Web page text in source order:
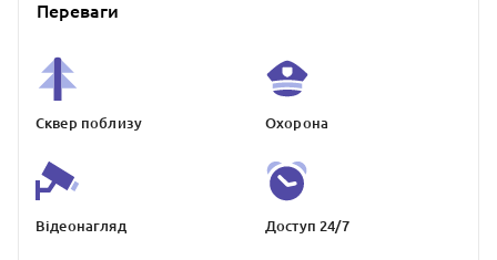
Переваги
Сквер поблизу Охорона
Відеонагляд Доступ 24/7